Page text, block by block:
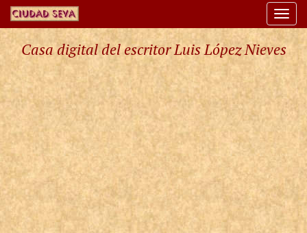
Casa digital del escritor Luis López Nieves